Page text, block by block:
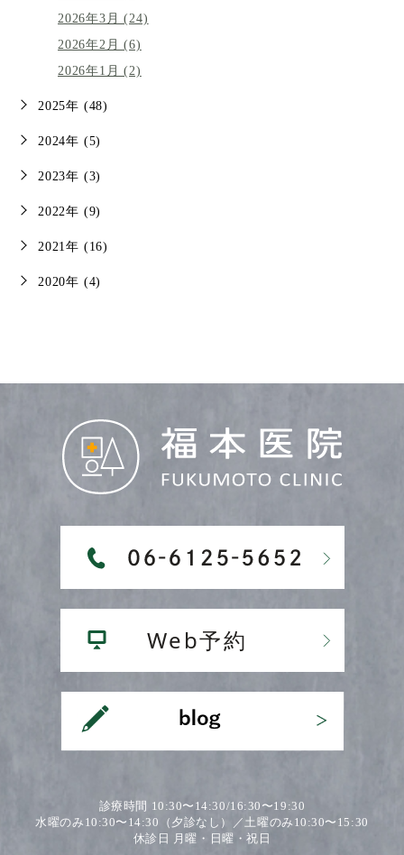
2026年3月 (24)
2026年2月 (6)
2026年1月 (2)
2025年 (48)
2024年 (5)
2023年 (3)
2022年 (9)
2021年 (16)
2020年 (4)
診療時間 10:30〜14:30/16:30〜19:30
水曜のみ10:30〜14:30（夕診なし）／土曜のみ10:30〜15:30
休診日 月曜・日曜・祝日